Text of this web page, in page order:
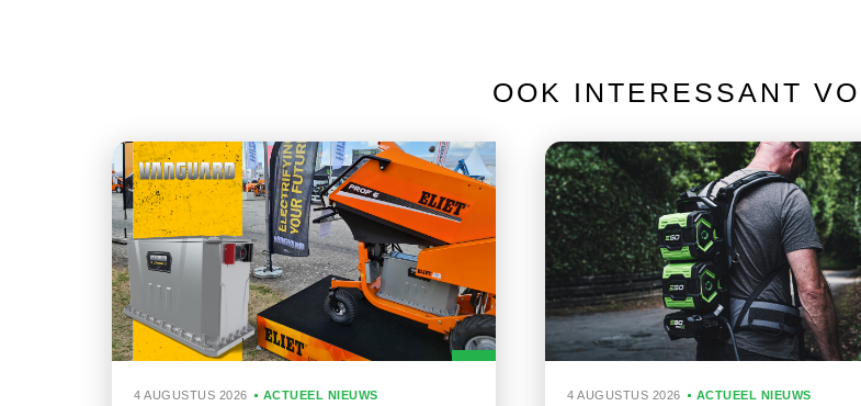
OOK INTERESSANT
4 AUGUSTUS 2026 ACTUEEL NIEUWS 4 AUGUSTUS 2026 ACTUEEL NIEUWS